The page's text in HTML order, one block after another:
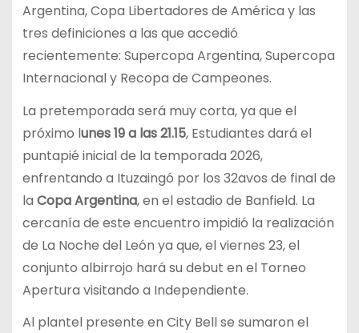
Argentina, Copa Libertadores de América y las
tres definiciones a las que accedió
recientemente: Supercopa Argentina, Supercopa
Internacional y Recopa de Campeones.
La pretemporada será muy corta, ya que el
próximo lunes 19 a las 21.15, Estudiantes dará el
puntapié inicial de la temporada 2026,
enfrentando a Ituzaingó por los 32avos de final de
la Copa Argentina, en el estadio de Banfield. La
cercanía de este encuentro impidió la realización
de La Noche del León ya que, el viernes 23, el
conjunto albirrojo hará su debut en el Torneo
Apertura visitando a Independiente.
Al plantel presente en City Bell se sumaron el